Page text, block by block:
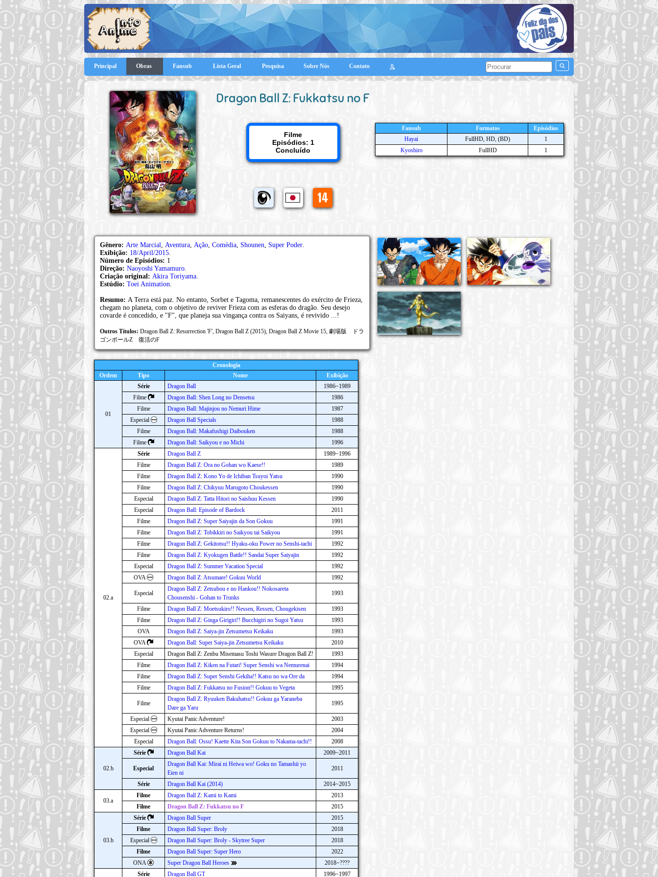
Principal Obras Fansub Lista Geral Pesquisa Sobre Nós Contato
Dragon Ball Z: Fukkatsu no F
Filme
Episódios: 1
Concluído
Fansub Formatos
Episódios
Hayai
FullHD, HD, (BD)
1
Kyoshiro
FullHD 1
Gênero: Arte Marcial, Aventura, Ação, Comédia, Shounen, Super Poder.
Exibição: 18/April/2015.
Número de Episódios: 1
Direção: Naoyoshi Yamamuro.
Criação original: Akira Toriyama.
Estúdio: Toei Animation.
Resumo: A Terra está paz. No entanto, Sorbet e Tagoma, remanescentes do exército de Frieza,
chegam no planeta, com o objetivo de reviver Frieza com as esferas do dragão. Seu desejo
covarde é concedido, e "F", que planeja sua vingança contra os Saiyans, é revivido ...!
Outros Títulos: Dragon Ball Z: Resurrection 'F', Dragon Ball Z (2015), Dragon Ball Z Movie 15, 劇場版 ドラ
ゴンボールZ 復活のF
Cronologia
Ordem
Tipo Nome Exibição
01
Série Dragon Ball
1986~1989
Filme
Dragon Ball: Shen Long no Densetsu
1986
Filme
Dragon Ball: Majinjou no Nemuri Hime
1987
Especial
Dragon Ball Specials
1988
Filme
Dragon Ball: Makafushigi Daibouken
1988
Filme
Dragon Ball: Saikyou e no Michi 1996
02.a
Série Dragon Ball Z
1989~1996
Filme
Dragon Ball Z: Ora no Gohan wo Kaese!!
1989
Filme
Dragon Ball Z: Kono Yo de Ichiban Tsuyoi Yatsu
1990
Filme
Dragon Ball Z: Chikyuu Marugoto Choukessen
1990
Especial
Dragon Ball Z: Tatta Hitori no Saishuu Kessen
1990
Especial
Dragon Ball: Episode of Bardock
2011
Filme
Dragon Ball Z: Super Saiyajin da Son Gokuu
1991
Filme
Dragon Ball Z: Tobikkiri no Saikyou tai Saikyou
1991
Filme
Dragon Ball Z: Gekitotsu!! Hyaku-oku Power no Senshi-tachi
1992
Filme
Dragon Ball Z: Kyokugen Battle!! Sandai Super Saiyajin
1992
Especial
Dragon Ball Z: Summer Vacation Special
1992
OVA
Dragon Ball Z: Atsumare! Gokuu World 1992
Especial
Dragon Ball Z: Zetsubou e no Hankou!! Nokosareta
Chousenshi - Gohan to Trunks
1993
Filme Dragon Ball Z: Moetsukiro!! Nessen, Ressen, Chougekisen
1993
Filme
Dragon Ball Z: Ginga Girigiri!! Bucchigiri no Sugoi Yatsu
1993
OVA
Dragon Ball Z: Saiya-jin Zetsumetsu Keikaku
1993
OVA
Dragon Ball: Super Saiya-jin Zetsumetsu Keikaku
2010
Especial
Dragon Ball Z: Zenbu Misemasu Toshi Wasure Dragon Ball Z!
1993
Filme
Dragon Ball Z: Kiken na Futari! Super Senshi wa Nemurenai
1994
Filme
Dragon Ball Z: Super Senshi Gekiha!! Katsu no wa Ore da
1994
Filme
Dragon Ball Z: Fukkatsu no Fusion!! Gokuu to Vegeta 1995
Filme
Dragon Ball Z: Ryuuken Bakuhatsu!! Gokuu ga Yaraneba
Dare ga Yaru
1995
Especial Kyutai Panic Adventure!
2003
Especial
Kyutai Panic Adventure Returns!
2004
Especial
Dragon Ball: Ossu! Kaette Kita Son Gokuu to Nakama-tachi!! 2008
02.b
Série Dragon Ball Kai 2009~2011
Especial
Dragon Ball Kai: Mirai ni Heiwa wo! Goku no Tamashii yo
Eien ni
2011
Série Dragon Ball Kai (2014) 2014~2015
03.a
Filme Dragon Ball Z: Kami to Kami
2013
Filme
Dragon Ball Z: Fukkatsu no F 2015
03.b
Série Dragon Ball Super
2015
Filme
Dragon Ball Super: Broly
2018
Especial
Dragon Ball Super: Broly - Skytree Super
2018
Filme
Dragon Ball Super: Super Hero
2022
ONA
Super Dragon Ball Heroes
2018~????
Série
Dragon Ball GT 1996~1997